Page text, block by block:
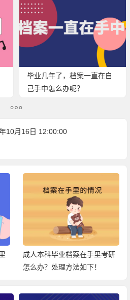
毕业几年了，档案一直在自
己手中怎么办呢？
10月16日 12:00:00
成人本科毕业档案在手里考研
怎么办？处理方法如下！